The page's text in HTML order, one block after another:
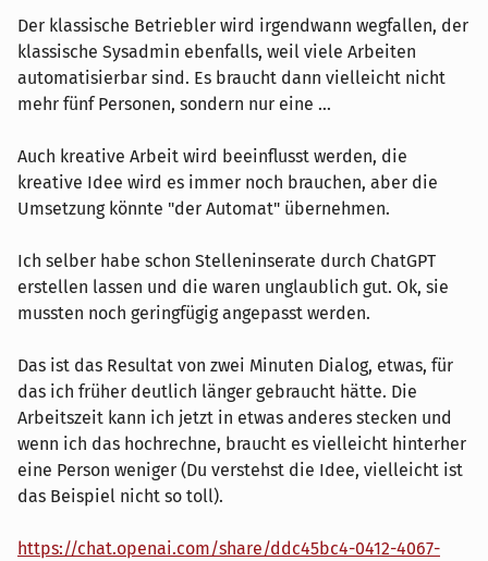
Der klassische Betriebler wird irgendwann wegfallen, der
klassische Sysadmin ebenfalls, weil viele Arbeiten
automatisierbar sind. Es braucht dann vielleicht nicht
mehr fünf Personen, sondern nur eine ...
Auch kreative Arbeit wird beeinflusst werden, die
kreative Idee wird es immer noch brauchen, aber die
Umsetzung könnte "der Automat" übernehmen.
Ich selber habe schon Stelleninserate durch ChatGPT
erstellen lassen und die waren unglaublich gut. Ok, sie
mussten noch geringfügig angepasst werden.
Das ist das Resultat von zwei Minuten Dialog, etwas, für
das ich früher deutlich länger gebraucht hätte. Die
Arbeitszeit kann ich jetzt in etwas anderes stecken und
wenn ich das hochrechne, braucht es vielleicht hinterher
eine Person weniger (Du verstehst die Idee, vielleicht ist
das Beispiel nicht so toll).
https://chat.openai.com/share/ddc45bc4-0412-4067-